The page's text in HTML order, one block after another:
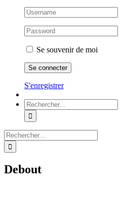
Se souvenir de moi
S'enregistrer
Rechercher:
Rechercher:
Debout